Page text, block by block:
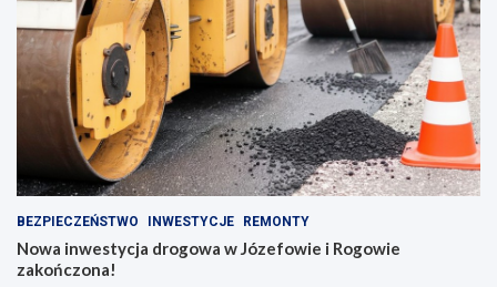
BEZPIECZEŃSTWO INWESTYCJE REMONTY
Nowa inwestycja drogowa w Józefowie i Rogowie
zakończona!